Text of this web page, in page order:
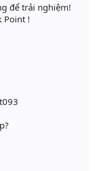
để trải nghiệm!
Point !